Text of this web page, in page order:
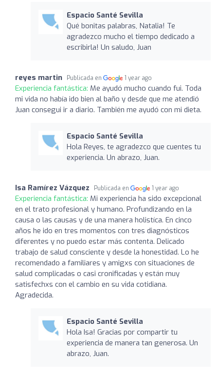
Espacio Santé Sevilla
Qué bonitas palabras, Natalia! Te
agradezco mucho el tiempo dedicado a
escribirla! Un saludo, Juan
reyes martin Publicada en 1 year ago
Experiencia fantástica: Me ayudó mucho cuando fui. Toda
mi vida no había ido bien al baño y desde que me atendió
Juan consegui ir a diario. También me ayudó con mi dieta.
Espacio Santé Sevilla
Hola Reyes, te agradezco que cuentes tu
experiencia. Un abrazo, Juan.
Isa Ramírez Vázquez Publicada en 1 year ago
Experiencia fantástica: Mi experiencia ha sido excepcional
en el trato profesional y humano. Profundizando en la
causa o las causas y de una manera holistíca. En cinco
años he ido en tres momentos con tres diagnósticos
diferentes y no puedo estar más contenta. Delicado
trabajo de salud consciente y desde la honestidad. Lo he
recomendado a familiares y amigxs con situaciones de
salud complicadas o casi cronificadas y están muy
satisfechxs con el cambio en su vida cotidiana.
Agradecida.
Espacio Santé Sevilla
Hola Isa! Gracias por compartir tu
experiencia de manera tan generosa. Un
abrazo, Juan.